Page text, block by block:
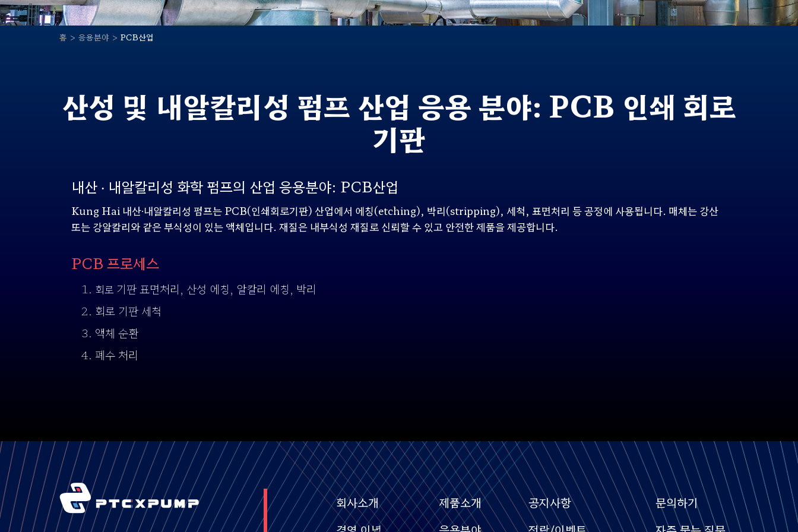
홈 응용분야 PCB산업
산성 및 내알칼리성 펌프 산업 응용 분야: PCB 인쇄 회로
기판
내산 ‧ 내알칼리성 화학 펌프의 산업 응용분야: PCB산업
Kung Hai 내산∙내알칼리성 펌프는 PCB(인쇄회로기판) 산업에서 에칭(etching), 박리(stripping), 세척, 표면처리 등 공정에 사용됩니다. 매체는 강산
또는 강알칼리와 같은 부식성이 있는 액체입니다. 재질은 내부식성 재질로 신뢰할 수 있고 안전한 제품을 제공합니다.
PCB 프로세스
회로 기판 표면처리, 산성 에칭, 알칼리 에칭, 박리
회로 기판 세척
액체 순환
폐수 처리
회사소개
제품소개
공지사항
문의하기